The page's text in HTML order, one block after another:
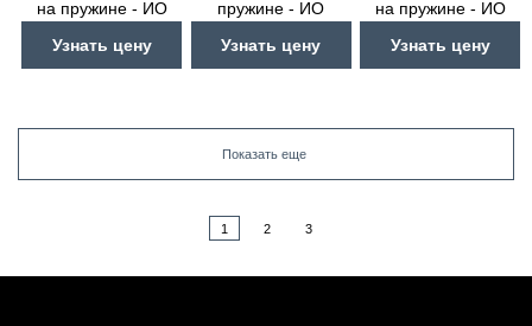
на пружине - ИО
Узнать цену
пружине - ИО
Узнать цену
на пружине - ИО
Узнать цену
Показать еще
1 2 3